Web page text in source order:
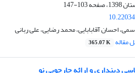
103-147
احسان آقابابایی، محمد رضایی، علی ربانی
مقاله 365.07 K